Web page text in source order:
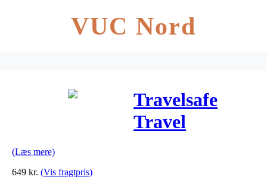
VUC Nord
Travelsafe
Travel
(Læs mere)
649 kr. (Vis fragtpris)